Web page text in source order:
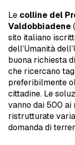
Le colline del
Valdobbiadene
sito italiano
dell’Umanità
buona richiesta
che ricercano
preferibilmente
cittadine. Le
vanno dai 500 ai
ristrutturate
domanda di